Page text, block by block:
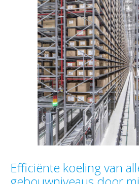
Efficiënte koeling van